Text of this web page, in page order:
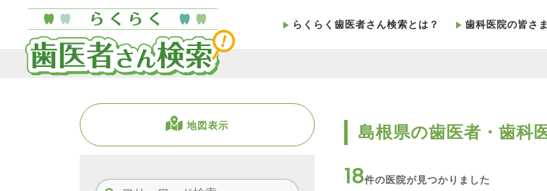
らくらく歯医者さん検索とは？ 歯科医院の皆さ
地図表示 島根県の歯医者・歯科
18件の医院が見つかりました